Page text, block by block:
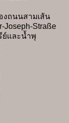
งถนนสามเส้น
Joseph-Straße
ย์และน้ำพุ